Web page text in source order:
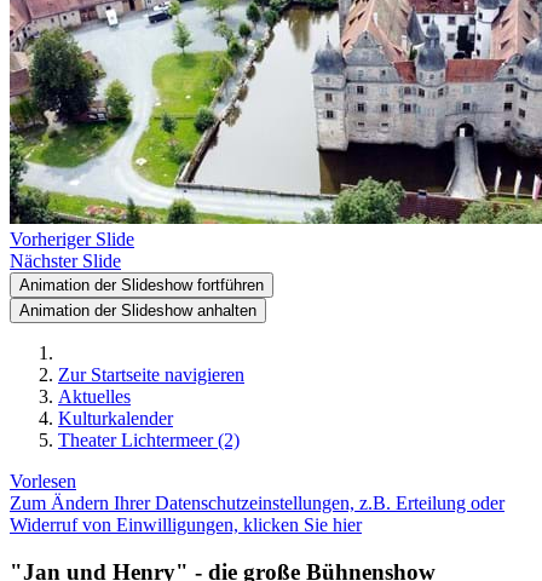
Vorheriger Slide
Nächster Slide
Animation der Slideshow fortführen
Animation der Slideshow anhalten
Zur Startseite navigieren
Aktuelles
Kulturkalender
Theater Lichtermeer (2)
Vorlesen
Zum Ändern Ihrer Datenschutzeinstellungen, z.B. Erteilung oder
Widerruf von Einwilligungen, klicken Sie hier
"Jan und Henry" - die große Bühnenshow